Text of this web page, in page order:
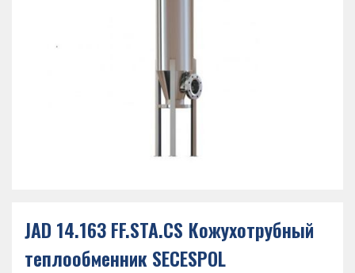
JAD 14.163 FF.STA.CS Кожухотрубный
теплообменник SECESPOL